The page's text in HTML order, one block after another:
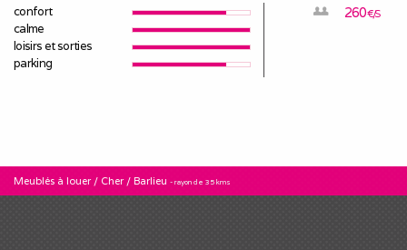
confort
calme
loisirs et sorties
parking
260€/S
Meublés à louer/ Cher/ Barlieu - rayon de 35 kms